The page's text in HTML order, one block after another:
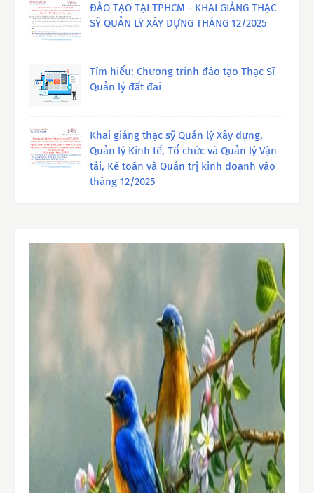
ĐÀO TẠO TẠI TPHCM - KHAI GIẢNG THẠC
SỸ QUẢN LÝ XÂY DỰNG THÁNG 12/2025
Tìm hiểu: Chương trình đào tạo Thạc Sĩ
Quản lý đất đai
Khai giảng thạc sỹ Quản lý Xây dựng,
Quản lý Kinh tế, Tổ chức và Quản lý Vận
tải, Kế toán và Quản trị kinh doanh vào
tháng 12/2025